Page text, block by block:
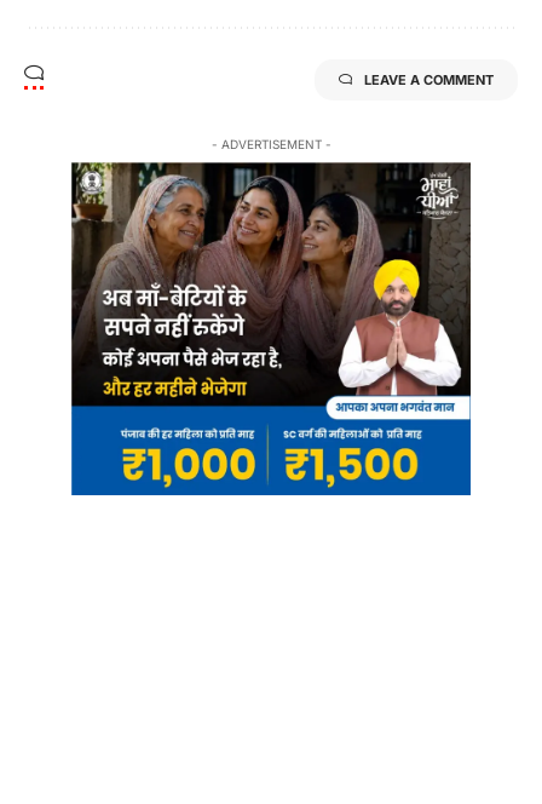
LEAVE A COMMENT
- ADVERTISEMENT -